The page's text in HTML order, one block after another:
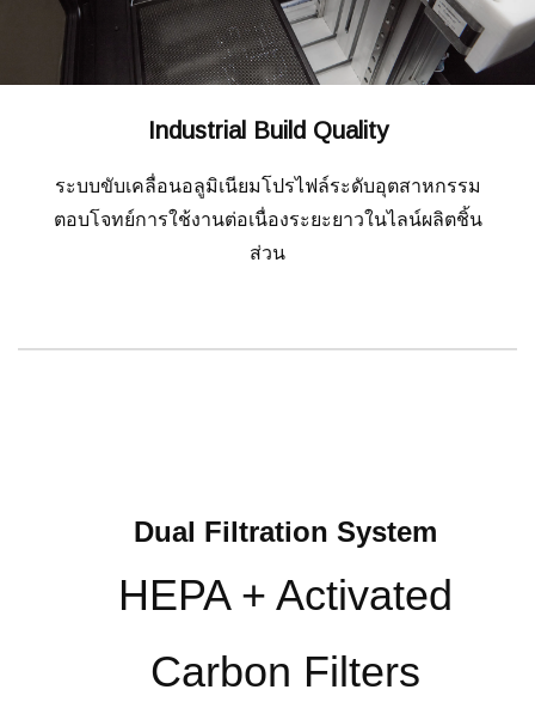
Industrial Build Quality
ระบบขับเคลื่อนอลูมิเนียมโปรไฟล์ระดับอุตสาหกรรม
ตอบโจทย์การใช้งานต่อเนื่องระยะยาวในไลน์ผลิตชิ้น
ส่วน
Dual Filtration System
HEPA + Activated
Carbon Filters